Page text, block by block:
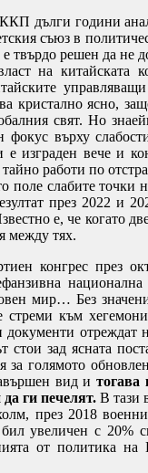
ККП дълги години
съюз в
твърдо решен да не
на китайската
кристално ясно,
свят. Но
фокус върху
е изграден вече и
работи по
поле слабите точки
през 2022 и
е, че когато
между тях.
конгрес през
мир… Без
стреми към
документи отреждат
стои зад ясната
за голямото
вид итогава
ги печелят. В тази
през 2018
увеличен с 20%
от политика